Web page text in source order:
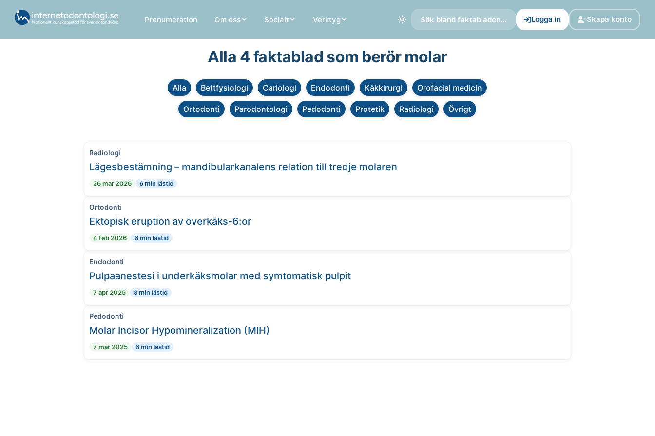
Prenumeration Om oss Socialt Verktyg Sök bland faktabladen... Logga in Skapa konto
Alla 4 faktablad som berör molar
Alla Bettfysiologi Cariologi Endodonti Käkkirurgi Orofacial medicin
Ortodonti Parodontologi Pedodonti Protetik Radiologi Övrigt
Radiologi
Lägesbestämning – mandibularkanalens relation till tredje molaren
26 mar 2026 6 min lästid
Ortodonti
Ektopisk eruption av överkäks-6:or
4 feb 2026 6 min lästid
Endodonti
Pulpaanestesi i underkäksmolar med symtomatisk pulpit
7 apr 2025 8 min lästid
Pedodonti
Molar Incisor Hypomineralization (MIH)
7 mar 2025 6 min lästid